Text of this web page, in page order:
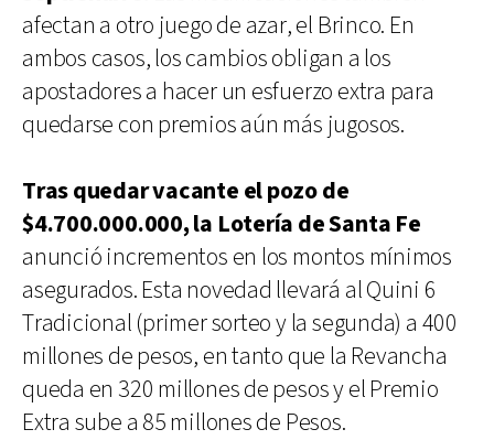
afectan a otro juego de azar, el Brinco. En
ambos casos, los cambios obligan a los
apostadores a hacer un esfuerzo extra para
quedarse con premios aún más jugosos.
Tras quedar vacante el pozo de
$4.700.000.000, la Lotería de Santa Fe
anunció incrementos en los montos mínimos
asegurados. Esta novedad llevará al Quini 6
Tradicional (primer sorteo y la segunda) a 400
millones de pesos, en tanto que la Revancha
queda en 320 millones de pesos y el Premio
Extra sube a 85 millones de Pesos.